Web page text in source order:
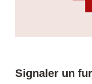
Signaler un